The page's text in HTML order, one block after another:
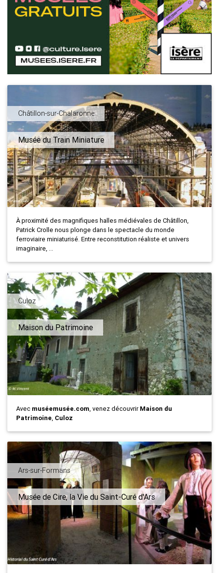
Châtillon-sur-Chalaronne
Musée du Train Miniature
À proximité des magnifiques halles médiévales de Châtillon,
Patrick Crolle nous plonge dans le spectacle du monde
ferroviaire miniaturisé. Entre reconstitution réaliste et univers
imaginaire, ...
Culoz
Maison du Patrimoine
Avec muséemusée.com, venez découvrirMaison du
Patrimoine, Culoz
Ars-sur-Formans
Musée de Cire, la Vie du Saint-Curé d'Ars